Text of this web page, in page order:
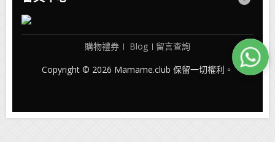
購物禮券 Blog
留言查詢
Copyright © 2026 Mamame.club 保留一切權利。